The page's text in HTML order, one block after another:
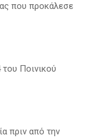
που προκάλεσε
Ποινικού
πριν από την